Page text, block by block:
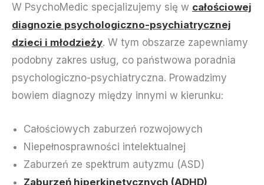
W PsychoMedic specjalizujemy się w całościowej
diagnozie psychologiczno-psychiatrycznej
dzieci i młodzieży. W tym obszarze zapewniamy
podobny zakres usług, co państwowa poradnia
psychologiczno-psychiatryczna. Prowadzimy
bowiem diagnozy między innymi w kierunku:
Całościowych zaburzeń rozwojowych
Niepełnosprawności intelektualnej
Zaburzeń ze spektrum autyzmu (ASD)
Zaburzeń hiperkinetycznych (ADHD)